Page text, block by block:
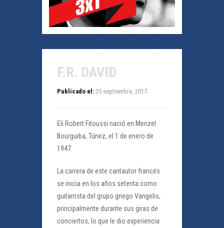
F.R. DAVID
Publicado el: 25 septiembre, 2017
Eli Robert Fitoussi nació en Menzel
Bourguiba, Túnez, el 1 de enero de
1947.
La carrera de este cantautor francés
se inicia en los años setenta como
guitarrista del grupo griego Vangelis,
principalmente durante sus giras de
conciertos, lo que le dio experiencia